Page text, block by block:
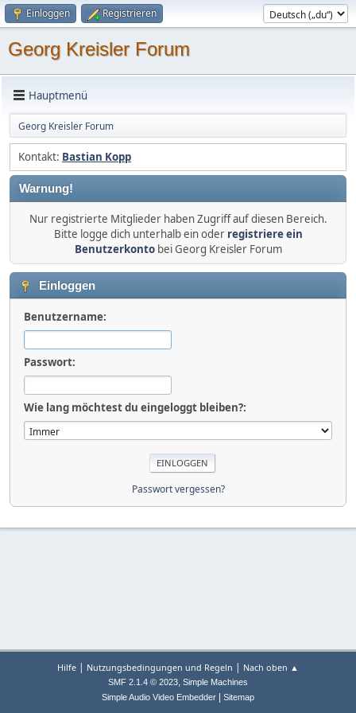
Einloggen Registrieren
Georg Kreisler Forum
Hauptmenü
Georg Kreisler Forum
Kontakt: Bastian Kopp
Warnung!
Nur registrierte Mitglieder haben Zugriff auf diesen Bereich.
Bitte logge dich unterhalb ein oder registriere ein
Benutzerkontobei Georg Kreisler Forum
Einloggen
Benutzername:
Passwort:
Wie lang möchtest du eingeloggt bleiben?:
Passwort vergessen?
Hilfe | Nutzungsbedingungen und Regeln | Nach oben ▲
SMF 2.1.4 © 2023, Simple Machines
Simple Audio Video Embedder
Sitemap